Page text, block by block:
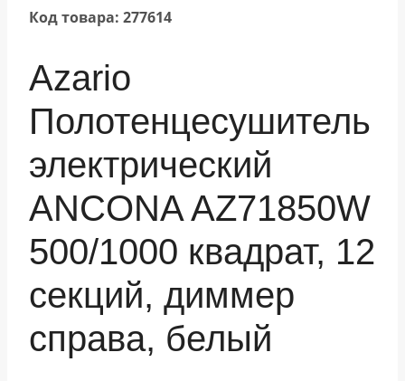
Код товара: 277614
Azario
Полотенцесушитель
электрический
ANCONA AZ71850W
500/1000 квадрат, 12
секций, диммер
справа, белый